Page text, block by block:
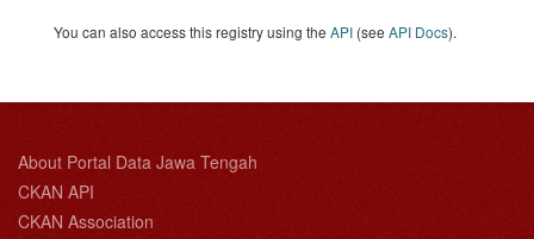
You can also access this registry using the API (see API Docs).
About Portal Data Jawa Tengah
CKAN API
CKAN Association